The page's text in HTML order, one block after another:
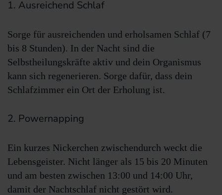
1. Ausreichend Schlaf
Sorge für ausreichenden und erholsamen Schlaf (7
bis 8 Stunden). In der Nacht sind die
Selbstheilungskräfte aktiv und dein Organismus
kann sich regenerieren. Sorge dafür, dass dein
Schlafzimmer ein Ort der Erholung ist.
2. Powernapping
Ein kurzes Nickerchen zwischendurch weckt die
Lebensgeister. Nicht länger als 15 bis 20 Minuten
und am besten zwischen 13:00 und 14:00 Uhr,
damit der Nachtschlaf nicht gestört wird.